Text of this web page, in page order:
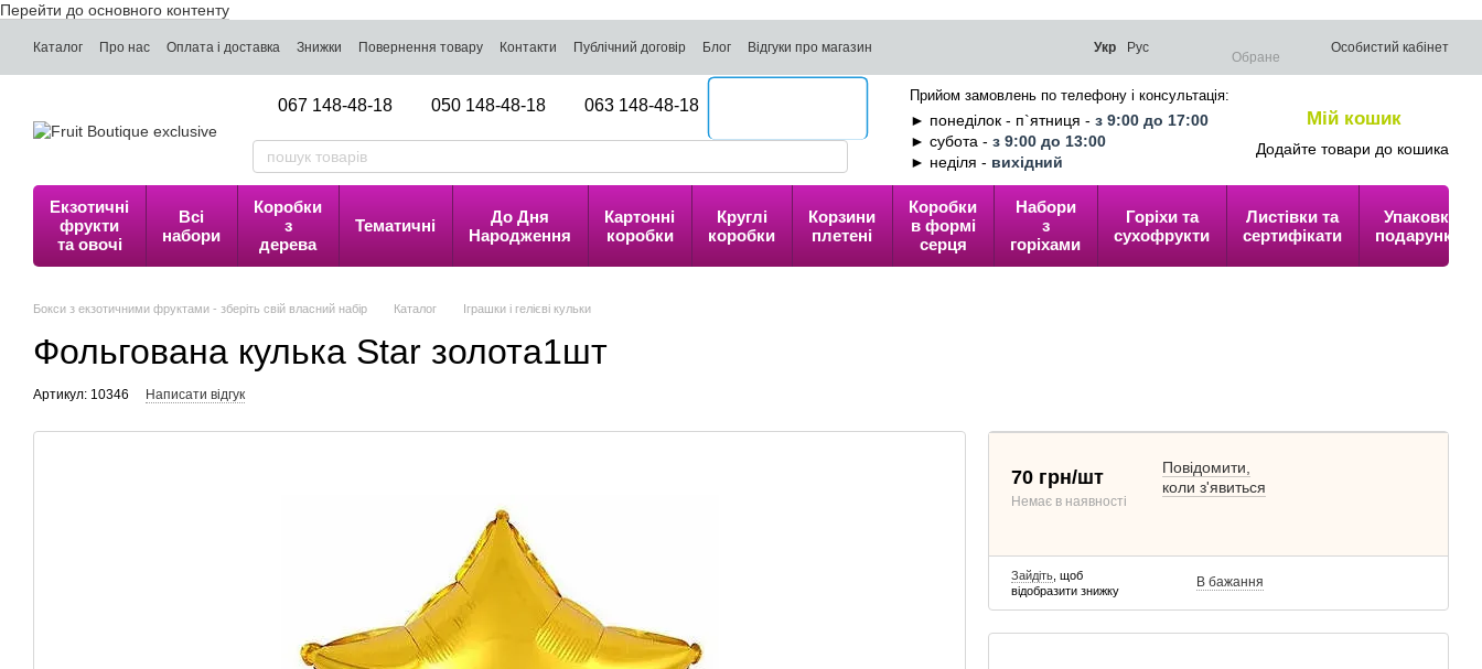
Перейти до основного контенту
Каталог Про нас Оплата і доставка Знижки Повернення товару Контакти Публічний договір Блог Відгуки про магазин Укр Рус
Обране
Особистий кабінет
067 148-48-18 050 148-48-18 063 148-48-18
Прийом замовлень по телефону і консультація:
► понеділок - п`ятниця - з 9:00 до 17:00
► субота - з 9:00 до 13:00
► неділя - вихідний
Мій кошик
Додайте товари до кошика
Екзотичні
фрукти
та овочі
Всі
набори
Коробки
з
дерева
Тематичні
До Дня
Народження
Картонні
коробки
Круглі
коробки
Корзини
плетені
Коробки
в формі
серця
Набори
з
горіхами
Горіхи та
сухофрукти
Листівки та
сертифікати
Упаковка
подарунків
Бокси з екзотичними фруктами - зберіть свій власний набір Каталог Іграшки і гелієві кульки
Фольгована кулька Star золота1шт
Артикул: 10346 Написати відгук
70 грн/шт
Немає в наявності
Повідомити,
коли з'явиться
Зайдіть , щоб
відобразити знижку
В бажання